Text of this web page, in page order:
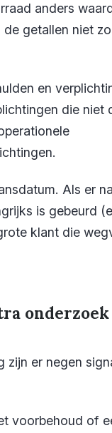
anders
getallen niet
en
die niet
Als er
is gebeurd
klant die
onderzoek
zijn er negen
voorbehoud of